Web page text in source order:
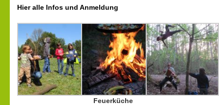
Hier alle Infos und Anmeldung
Feuerküche